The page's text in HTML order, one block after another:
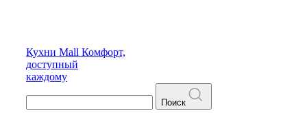
Кухни Mall Комфорт,
доступный
каждому
Поиск